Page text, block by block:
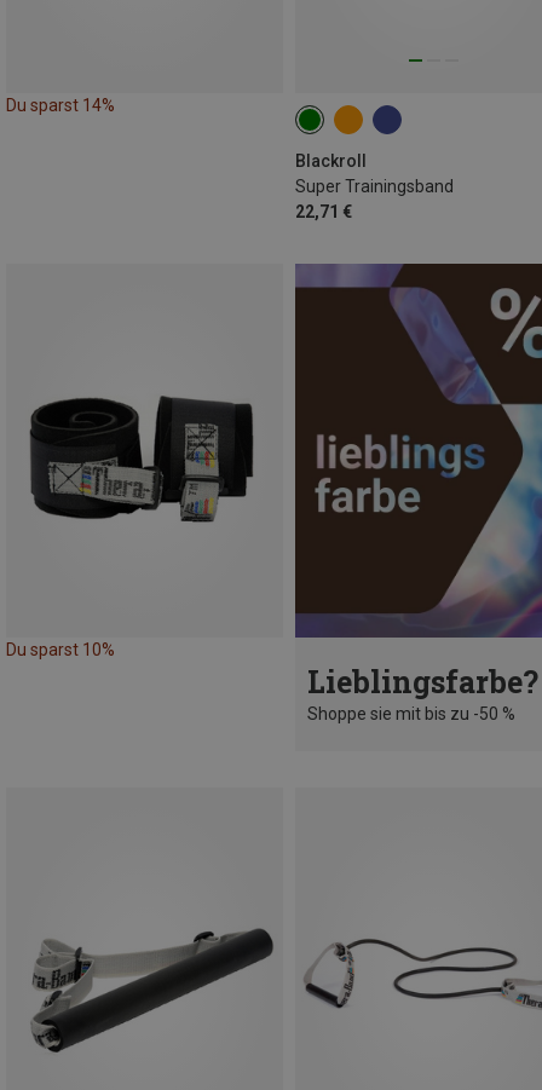
Du sparst 14%
Blackroll
Super Trainingsband
22,71 €
Du sparst 10%
Lieblingsfarbe?
Shoppe sie mit bis zu -50 %